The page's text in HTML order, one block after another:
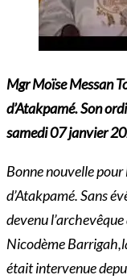
Mgr Moïse Messan
d’Atakpamé. Son
samedi 07 janvier
Bonne nouvelle pour
d’Atakpamé. Sans
devenu
Nicodème
était intervenue